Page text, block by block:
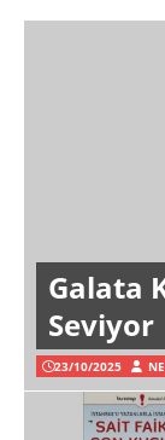
Galata
Seviyor
23/10/2025